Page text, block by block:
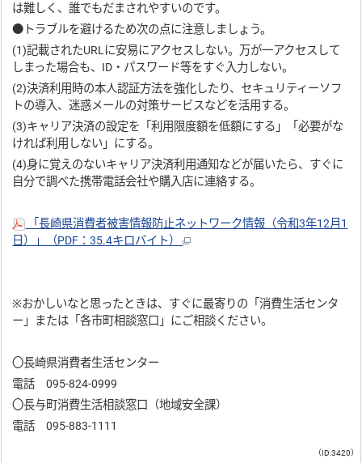
は難しく、誰でもだまされやすいのです。
●トラブルを避けるため次の点に注意しましょう。
(1)記載されたURLに安易にアクセスしない。万が一アクセスして
しまった場合も、ID・パスワード等をすぐ入力しない。
(2)決済利用時の本人認証方法を強化したり、セキュリティーソフ
トの導入、迷惑メールの対策サービスなどを活用する。
(3)キャリア決済の設定を「利用限度額を低額にする」「必要がな
ければ利用しない」にする。
(4)身に覚えのないキャリア決済利用通知などが届いたら、すぐに
自分で調べた携帯電話会社や購入店に連絡する。
「長崎県消費者被害情報防止ネットワーク情報（令和3年12月1
日）」（PDF：35.4キロバイト）
※おかしいなと思ったときは、すぐに最寄りの「消費生活センタ
ー」または「各市町相談窓口」にご相談ください。
〇長崎県消費者生活センター
電話 095-824-0999
〇長与町消費生活相談窓口（地域安全課）
電話 095-883-1111
（ID:3420）